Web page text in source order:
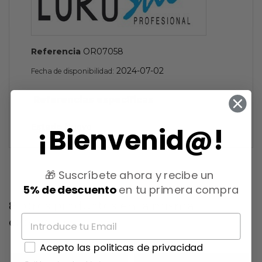
Referencia OR07058
Fecha de disponibilidad: 2024-07-02
Nuevo
8 otros productos en la misma
categoría:
¡Bienvenid@!
🎁 Suscríbete ahora y recibe un
5% de descuentoen tu primera compra
Acepto las politicas de privacidad